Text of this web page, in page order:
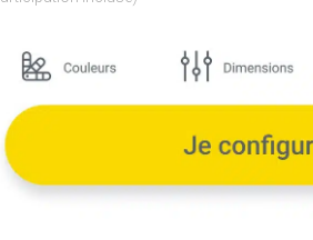
initial
était :